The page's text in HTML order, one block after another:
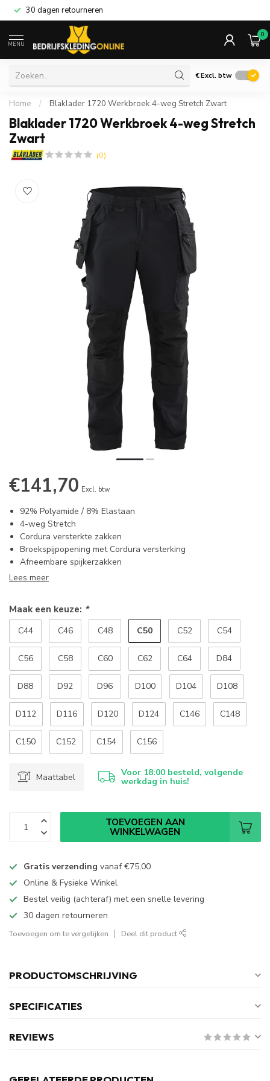
30 dagen retourneren
MENU
0
€Excl. btw
Home / Blaklader 1720 Werkbroek 4-weg Stretch Zwart
Blaklader 1720 Werkbroek 4-weg Stretch
Zwart
(0)
€141,70 Excl. btw
92% Polyamide / 8% Elastaan
4-weg Stretch
Cordura versterkte zakken
Broekspijpopening met Cordura versterking
Afneembare spijkerzakken
Lees meer
Maak een keuze: *
C44 C46 C48 C50 C52 C54
C56 C58 C60 C62 C64 D84
D88 D92 D96 D100 D104 D108
D112 D116 D120 D124 C146 C148
C150 C152 C154 C156
Maattabel Voor 18:00 besteld, volgende
werkdag in huis!
TOEVOEGEN AAN
WINKELWAGEN
Gratis verzending vanaf€75,00
Online & Fysieke Winkel
Bestel veilig (achteraf) met een snelle levering
30 dagen retourneren
Toevoegen om te vergelijken Deel dit product
PRODUCTOMSCHRIJVING
SPECIFICATIES
REVIEWS